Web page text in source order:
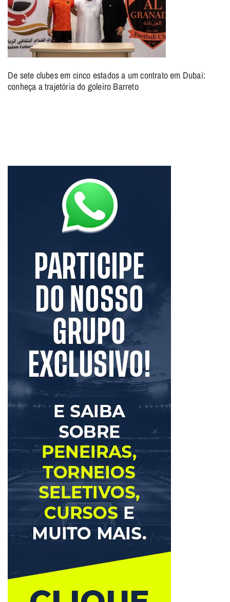
De sete clubes em cinco estados a um contrato em Dubai:
conheça a trajetória do goleiro Barreto